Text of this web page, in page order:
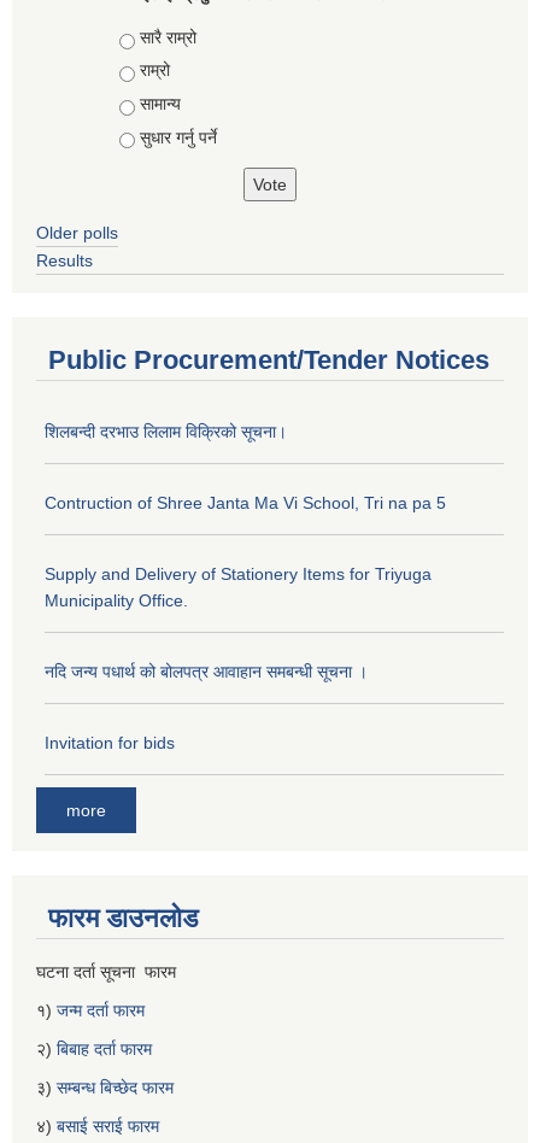
Choices
सारै राम्रो
राम्रो
सामान्य
सुधार गर्नु पर्ने
Older polls
Results
Public Procurement/Tender Notices
शिलबन्दी दरभाउ लिलाम विक्रिको सूचना।
Contruction of Shree Janta Ma Vi School, Tri na pa 5
Supply and Delivery of Stationery Items for Triyuga
Municipality Office.
नदि जन्य पधार्थ को बोलपत्र आवाहान समबन्धी सूचना ।
Invitation for bids
more
फारम डाउनलोड
घटना दर्ता सूचना फारम
१) जन्म दर्ता फारम
२) बिबाह दर्ता फारम
३) सम्बन्ध बिच्छेद फारम
४) बसाई सराई फारम